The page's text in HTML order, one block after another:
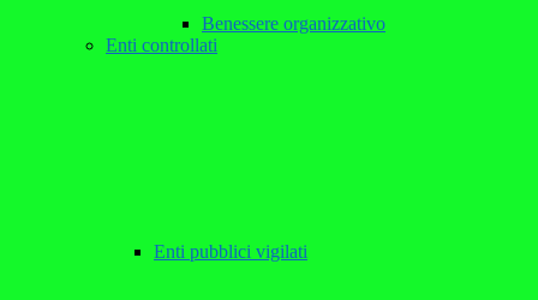
Benessere organizzativo
Enti controllati
Enti pubblici vigilati